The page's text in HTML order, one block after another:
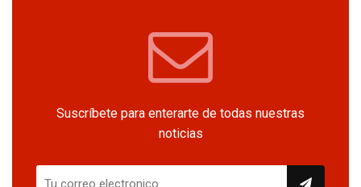
Suscríbete para enterarte de todas nuestras
noticias